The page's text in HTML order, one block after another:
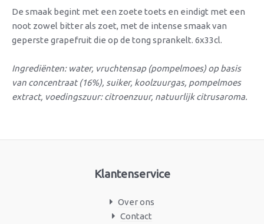
De smaak begint met een zoete toets en eindigt met een
noot zowel bitter als zoet, met de intense smaak van
geperste grapefruit die op de tong sprankelt. 6x33cl.
Ingrediënten: water, vruchtensap (pompelmoes) op basis
van concentraat (16%), suiker, koolzuurgas, pompelmoes
extract, voedingszuur: citroenzuur, natuurlijk citrusaroma.
Klantenservice
Over ons
Contact